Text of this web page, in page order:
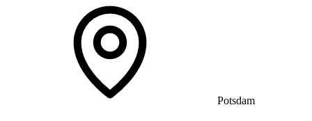
Potsdam